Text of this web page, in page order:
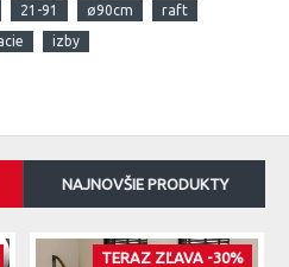
21-91 ø90cm raft
izby
NAJNOVŠIE PRODUKTY
TERAZ ZĽAVA -30%